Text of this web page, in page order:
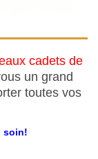
cadets de
un grand
toutes vos
soin!